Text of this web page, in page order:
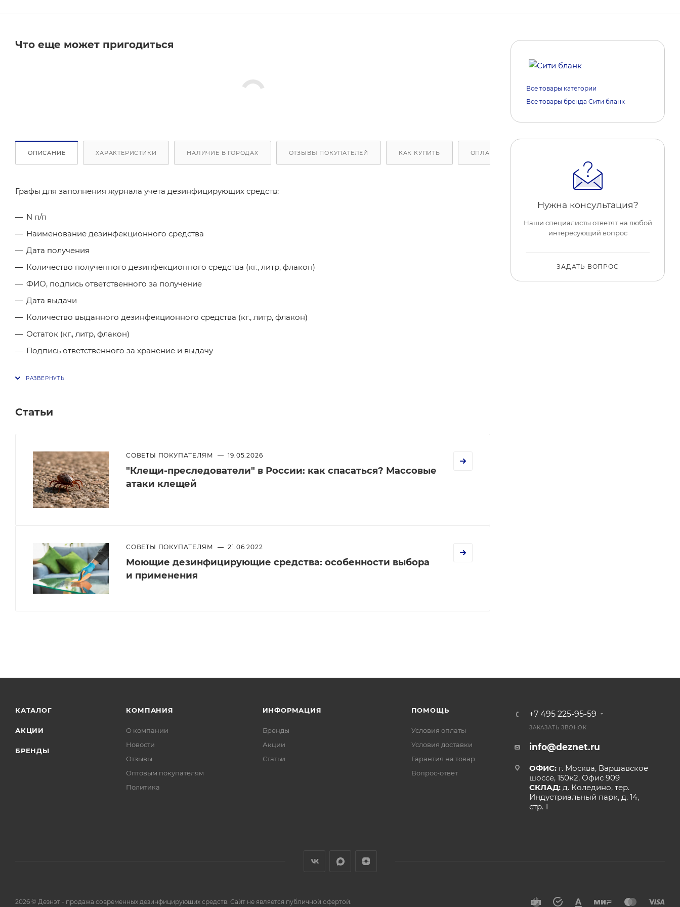
Что еще может пригодиться
ОПИСАНИЕ ХАРАКТЕРИСТИКИ НАЛИЧИЕ В ГОРОДАХ ОТЗЫВЫ ПОКУПАТЕЛЕЙ КАК КУПИТЬ ОПЛАТА
Графы для заполнения журнала учета дезинфицирующих средств:
N п/п
Наименование дезинфекционного средства
Дата получения
Количество полученного дезинфекционного средства (кг., литр, флакон)
ФИО, подпись ответственного за получение
Дата выдачи
Количество выданного дезинфекционного средства (кг., литр, флакон)
Остаток (кг., литр, флакон)
Подпись ответственного за хранение и выдачу
Статьи
СОВЕТЫ ПОКУПАТЕЛЯМ — 19.05.2026
"Клещи-преследователи" в России: как спасаться? Массовые
атаки клещей
СОВЕТЫ ПОКУПАТЕЛЯМ — 21.06.2022
Моющие дезинфицирующие средства: особенности выбора
и применения
Все товары категории
Все товары бренда Сити бланк
Нужна консультация?
Наши специалисты ответят на любой
интересующий вопрос
ЗАДАТЬ ВОПРОС
КАТАЛОГ
АКЦИИ
БРЕНДЫ
КОМПАНИЯ
О компании
Новости
Отзывы
Оптовым покупателям
Политика
ИНФОРМАЦИЯ
Бренды
Акции
Статьи
ПОМОЩЬ
Условия оплаты
Условия доставки
Гарантия на товар
Вопрос-ответ
+7 495 225-95-59
ЗАКАЗАТЬ ЗВОНОК
info@deznet.ru
ОФИС: г. Москва, Варшавское
шоссе, 150к2, Офис 909
СКЛАД: д. Коледино, тер.
Индустриальный парк, д. 14,
стр. 1
2026 © Дезнэт - продажа современных дезинфицирующих средств. Сайт не является публичной офертой.